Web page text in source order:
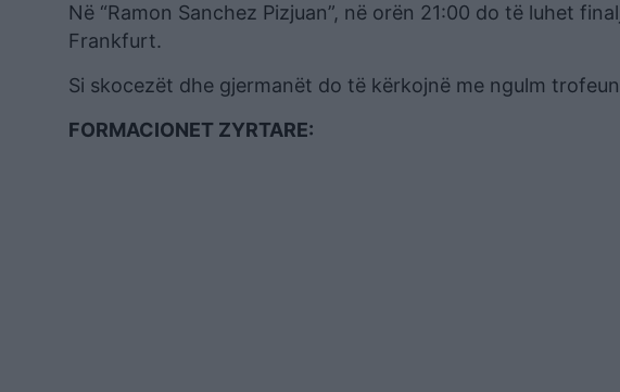
Në “Ramon Sanchez Pizjuan”, në orën 21:00 do të luhet
Frankfurt.
Si skocezët dhe gjermanët do të kërkojnë me ngulm
FORMACIONET ZYRTARE: